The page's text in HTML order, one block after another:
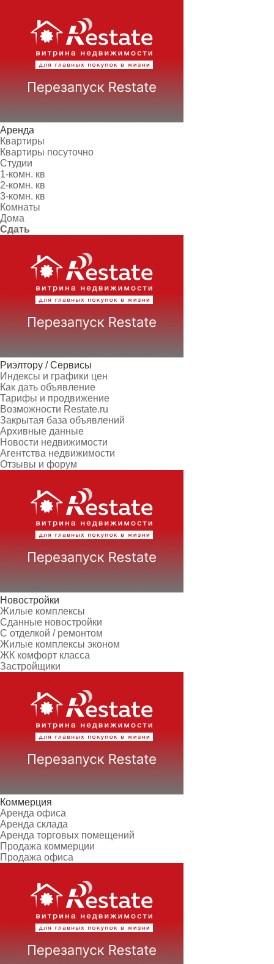
Аренда
Квартиры
Квартиры посуточно
Студии
1-комн. кв
2-комн. кв
3-комн. кв
Комнаты
Дома
Сдать
Риэлтору / Сервисы
Индексы и графики цен
Как дать объявление
Тарифы и продвижение
Возможности Restate.ru
Закрытая база объявлений
Архивные данные
Новости недвижимости
Агентства недвижимости
Отзывы и форум
Новостройки
Жилые комплексы
Сданные новостройки
С отделкой / ремонтом
Жилые комплексы эконом
ЖК комфорт класса
Застройщики
Коммерция
Аренда офиса
Аренда склада
Аренда торговых помещений
Продажа коммерции
Продажа офиса